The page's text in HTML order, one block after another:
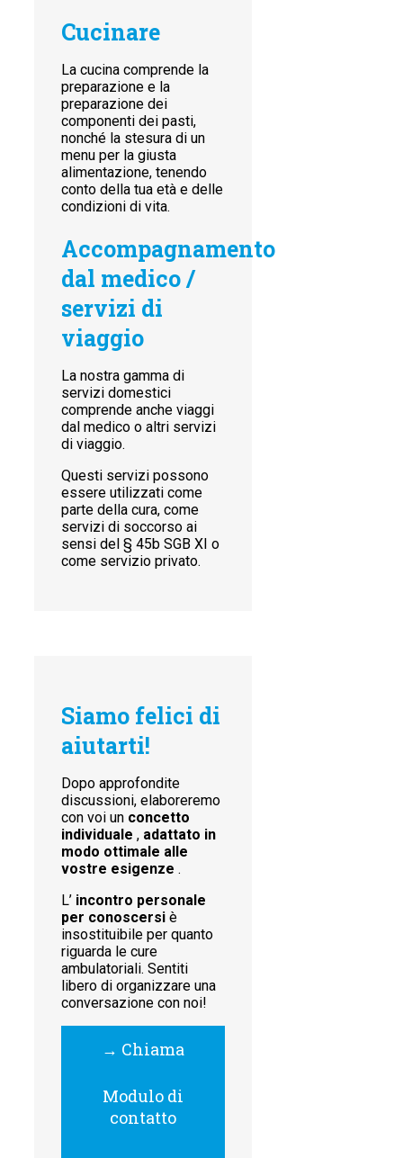
Cucinare
La cucina comprende la
preparazione e la
preparazione dei
componenti dei pasti,
nonché la stesura di un
menu per la giusta
alimentazione, tenendo
conto della tua età e delle
condizioni di vita.
Accompagnamento
dal medico /
servizi di
viaggio
La nostra gamma di
servizi domestici
comprende anche viaggi
dal medico o altri servizi
di viaggio.
Questi servizi possono
essere utilizzati come
parte della cura, come
servizi di soccorso ai
sensi del § 45b SGB XI o
come servizio privato.
Siamo felici di
aiutarti!
Dopo approfondite
discussioni, elaboreremo
con voi un concetto
individuale , adattato in
modo ottimale alle
vostre esigenze .
L’ incontro personale
per conoscersi è
insostituibile per quanto
riguarda le cure
ambulatoriali. Sentiti
libero di organizzare una
conversazione con noi!
→ Chiama
Modulo di
contatto